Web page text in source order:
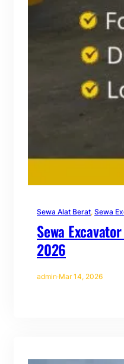
Sewa Alat Berat, Sewa
Sewa
2026
admin·Mar 14, 2026